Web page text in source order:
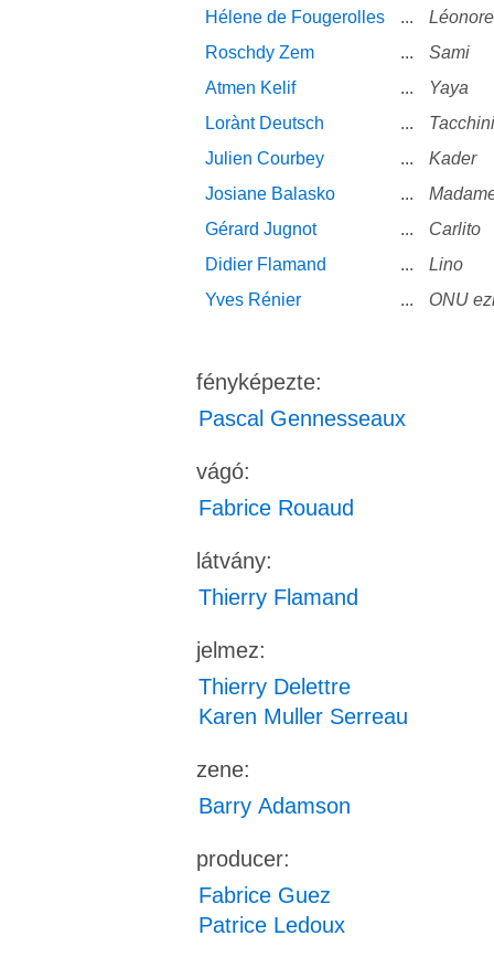
Hélene de Fougerolles ...
Roschdy Zem
...
Sami
Atmen Kelif
...
Yaya
Lorànt Deutsch
...
Tacchini
Julien Courbey
...
Kader
Josiane Balasko
...
Gérard Jugnot
...
Carlito
Didier Flamand
...
Lino
Yves Rénier
... ONU
fényképezte:
Pascal Gennesseaux
vágó:
Fabrice Rouaud
látvány:
Thierry Flamand
jelmez:
Thierry Delettre
Karen Muller Serreau
zene:
Barry Adamson
producer:
Fabrice Guez
Patrice Ledoux